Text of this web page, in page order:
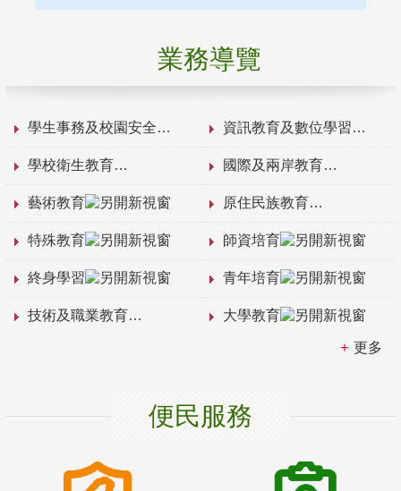
業務導覽
學生事務及校園安全 資訊教育及數位學習
學校衛生教育 國際及兩岸教育
藝術教育 原住民族教育
特殊教育 師資培育
終身學習 青年培育
技術及職業教育 大學教育
更多
便民服務